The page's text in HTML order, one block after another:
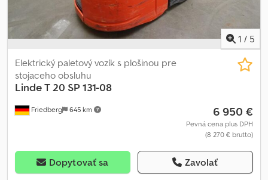
1 / 5
Friedberg 645 km
Elektrický paletový vozík s plošinou pre
stojaceho obsluhu
LindeT 20 SP 131-08
6 950 €
Pevná cena plus DPH
(8 270 € brutto)
Dopytovať sa Zavolať